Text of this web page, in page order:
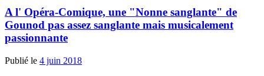
A l' Opéra-Comique, une "Nonne sanglante" de
Gounod pas assez sanglante mais musicalement
passionnante
Publié le 4 juin 2018